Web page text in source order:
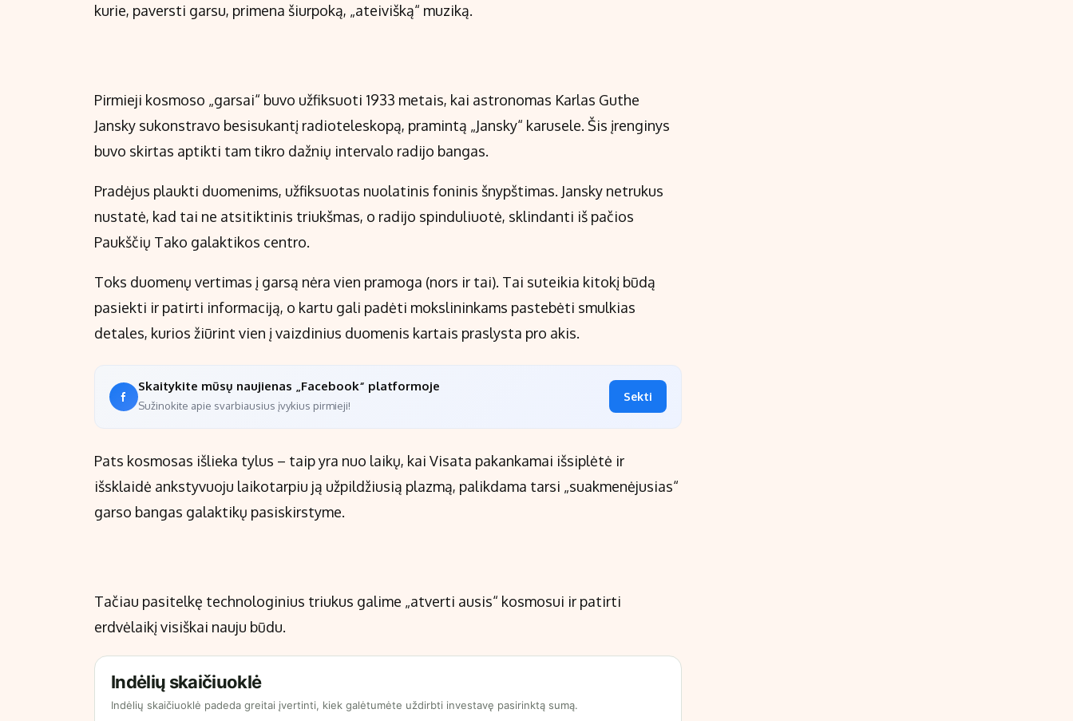
kurie, paversti garsu, primena šiurpoką, „ateivišką“ muziką.
Pirmieji kosmoso „garsai“ buvo užfiksuoti 1933 metais, kai astronomas Karlas Guthe
Jansky sukonstravo besisukantį radioteleskopą, pramintą „Jansky“ karusele. Šis įrenginys
buvo skirtas aptikti tam tikro dažnių intervalo radijo bangas.
Pradėjus plaukti duomenims, užfiksuotas nuolatinis foninis šnypštimas. Jansky netrukus
nustatė, kad tai ne atsitiktinis triukšmas, o radijo spinduliuotė, sklindanti iš pačios
Paukščių Tako galaktikos centro.
Toks duomenų vertimas į garsą nėra vien pramoga (nors ir tai). Tai suteikia kitokį būdą
pasiekti ir patirti informaciją, o kartu gali padėti mokslininkams pastebėti smulkias
detales, kurios žiūrint vien į vaizdinius duomenis kartais praslysta pro akis.
Skaitykite mūsų naujienas „Facebook“ platformoje
Sužinokite apie svarbiausius įvykius pirmieji!
Sekti
Pats kosmosas išlieka tylus – taip yra nuo laikų, kai Visata pakankamai išsiplėtė ir
išsklaidė ankstyvuoju laikotarpiu ją užpildžiusią plazmą, palikdama tarsi „suakmenėjusias“
garso bangas galaktikų pasiskirstyme.
Tačiau pasitelkę technologinius triukus galime „atverti ausis“ kosmosui ir patirti
erdvėlaikį visiškai nauju būdu.